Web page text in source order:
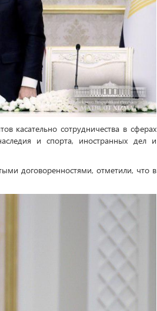
касательно сотрудничества в сферах
и спорта, иностранных дел и
договоренностями, отметили, что в